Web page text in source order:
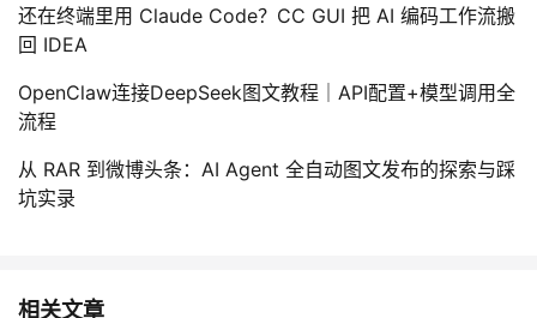
还在终端里用 Claude Code？CC GUI 把 AI 编码工作流搬
回 IDEA
OpenClaw连接DeepSeek图文教程｜API配置+模型调用全
流程
从 RAR 到微博头条：AI Agent 全自动图文发布的探索与踩
坑实录
相关文章